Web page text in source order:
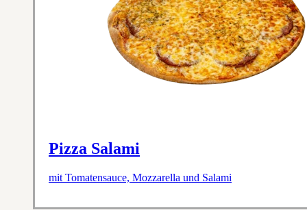
Pizza Salami
mit Tomatensauce, Mozzarella und Salami